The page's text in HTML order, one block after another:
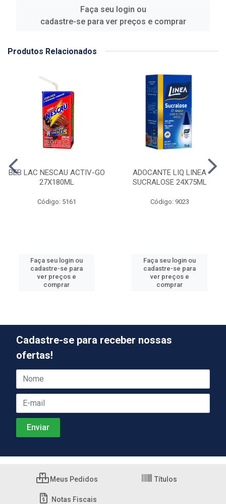
Faça seu login ou
cadastre-se para ver preços e comprar
Produtos Relacionados
BEB LAC NESCAU ACTIV-GO
27X180ML
Código: 5161
Faça seu login ou
cadastre-se para
ver preços e
comprar
ADOCANTE LIQ LINEA
SUCRALOSE 24X75ML
Código: 9023
Faça seu login ou
cadastre-se para
ver preços e
comprar
Cadastre-se para receber nossas
ofertas!
Meus Pedidos Títulos
Notas Fiscais